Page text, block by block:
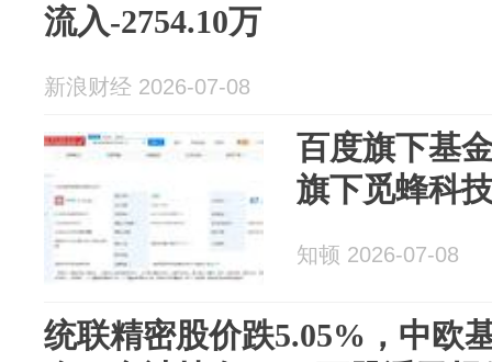
流入-2754.10万
新浪财经 2026-07-08
百度旗下基
旗下觅蜂科
知顿 2026-07-08
统联精密股价跌5.05%，中欧